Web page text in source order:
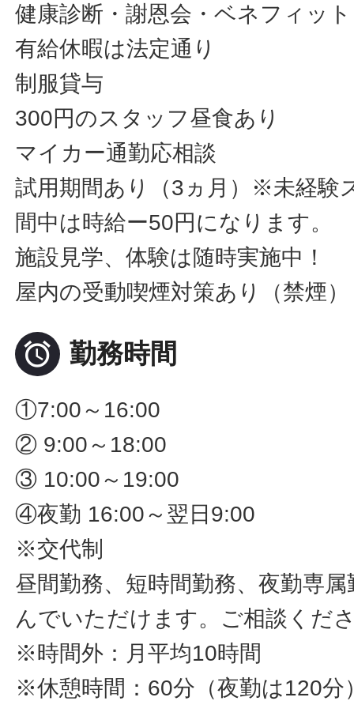
健康診断・謝恩会・ベネフィット
有給休暇は法定通り
制服貸与
300円のスタッフ昼食あり
マイカー通勤応相談
試用期間あり（3ヵ月）※未経験
間中は時給ー50円になります。
施設見学、体験は随時実施中！
屋内の受動喫煙対策あり（禁煙）
 勤務時間
①7:00～16:00
② 9:00～18:00
③ 10:00～19:00
④夜勤 16:00～翌日9:00
※交代制
昼間勤務、短時間勤務、夜勤専
んでいただけます。ご相談くだ
※時間外：月平均10時間
※休憩時間：60分（夜勤は120分